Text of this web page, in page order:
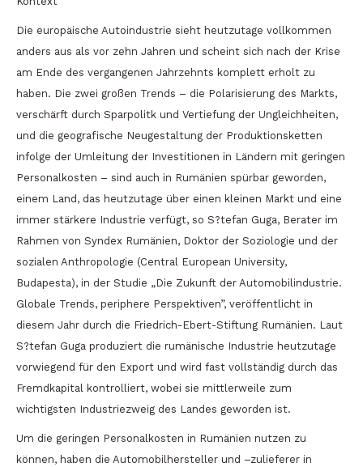
Die europäische Autoindustrie sieht heutzutage vollkommen
anders aus als vor zehn Jahren und scheint sich nach der Krise
am Ende des vergangenen Jahrzehnts komplett erholt zu
haben. Die zwei großen Trends – die Polarisierung des Markts,
verschärft durch Sparpolitk und Vertiefung der Ungleichheiten,
und die geografische Neugestaltung der Produktionsketten
infolge der Umleitung der Investitionen in Ländern mit geringen
Personalkosten – sind auch in Rumänien spürbar geworden,
einem Land, das heutzutage über einen kleinen Markt und eine
immer stärkere Industrie verfügt, so S?tefan Guga, Berater im
Rahmen von Syndex Rumänien, Doktor der Soziologie und der
sozialen Anthropologie (Central European University,
Budapesta), in der Studie „Die Zukunft der Automobilindustrie.
Globale Trends, periphere Perspektiven”, veröffentlicht in
diesem Jahr durch die Friedrich-Ebert-Stiftung Rumänien. Laut
S?tefan Guga produziert die rumänische Industrie heutzutage
vorwiegend für den Export und wird fast vollständig durch das
Fremdkapital kontrolliert, wobei sie mittlerweile zum
wichtigsten Industriezweig des Landes geworden ist.
Um die geringen Personalkosten in Rumänien nutzen zu
können, haben die Automobilhersteller und –zulieferer in